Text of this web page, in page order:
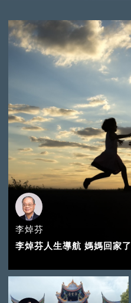
李焯芬
李焯芬人生導航 媽媽回家了